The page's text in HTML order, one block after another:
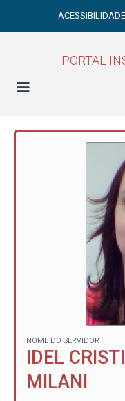
ACESSIBILIDADE
PORTAL
NOME DO SERVIDOR
IDEL
MILANI